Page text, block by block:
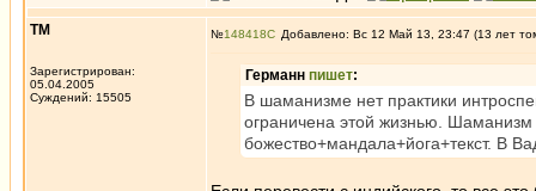
ТМ
Зарегистрирован:
05.04.2005
Суждений: 15505
№148418 Добавлено: Вс 12 Май 13, 23:47 (13 лет
Германн пишет:
В шаманизме нет практики
ограничена этой жизнью. Шаманизм
божество+мандала+йога+текст. В